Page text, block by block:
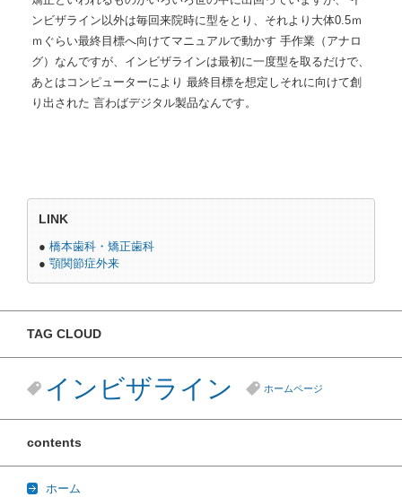
ンビザライン以外は毎回来院時に型をとり、それより大体0.5ｍ
ｍぐらい最終目標へ向けてマニュアルで動かす 手作業（アナロ
グ）なんですが、インビザラインは最初に一度型を取るだけで、
あとはコンピューターにより 最終目標を想定しそれに向けて創
り出された 言わばデジタル製品なんです。
LINK
● 橋本歯科・矯正歯科
● 顎関節症外来
TAG CLOUD
インビザライン ホームページ
contents
ホーム